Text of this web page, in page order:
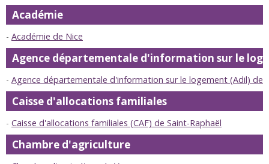
Académie
Académie de Nice
Agence départementale d'information sur le
Agence départementale d'information sur le logement (Adil) de
Caisse d'allocations familiales
Caisse d'allocations familiales (CAF) de Saint-Raphaël
Chambre d'agriculture